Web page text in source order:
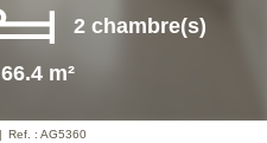
2 chambre(s)
66.4 m²
Ref. : AG5360